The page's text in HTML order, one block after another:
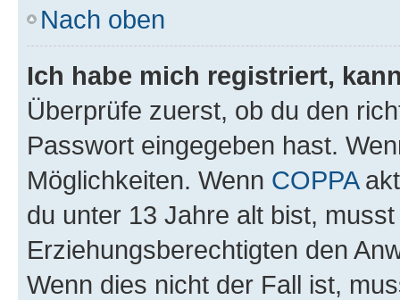
Nach oben
Ich habe mich registriert,
Überprüfe zuerst, ob du den
Passwort eingegeben hast.
Möglichkeiten. Wenn COPPA
du unter 13 Jahre alt bist,
Erziehungsberechtigten den
Wenn dies nicht der Fall ist,